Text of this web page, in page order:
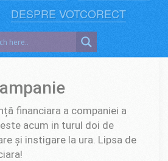
DESPRE VOTCORECT
financiara a companiei a
acum in turul doi de
și instigare la ura. Lipsa de